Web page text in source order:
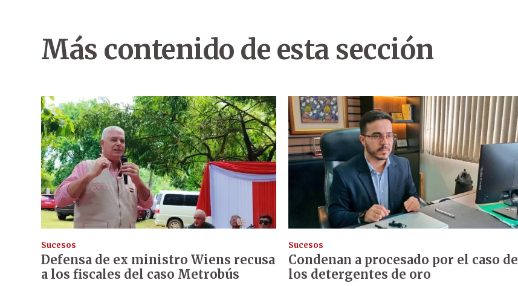
Más contenido de esta sección
Sucesos
Defensa de ex ministro Wiens recusa
a los fiscales del caso Metrobús
Sucesos
Condenan a procesado por el caso de
los detergentes de oro